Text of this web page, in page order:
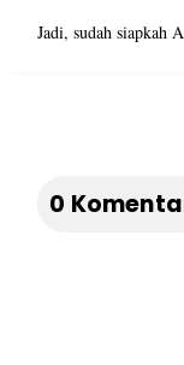
Jadi, sudah siapkah
0